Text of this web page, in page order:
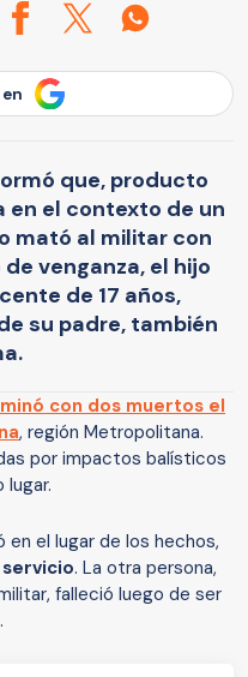
que, producto
en el contexto de un
mató al militar con
venganza, el hijo
de 17 años,
su padre, también
con dos muertos el
, región Metropolitana.
por impactos balísticos
lugar.
en el lugar de los hechos,
. La otra persona,
falleció luego de ser